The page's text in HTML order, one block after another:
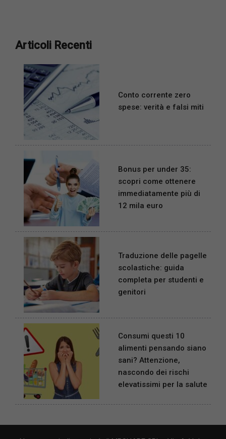
Articoli Recenti
Conto corrente zero
spese: verità e falsi miti
Bonus per under 35:
scopri come ottenere
immediatamente più di
12 mila euro
Traduzione delle pagelle
scolastiche: guida
completa per studenti e
genitori
Consumi questi 10
alimenti pensando siano
sani? Attenzione,
nascondo dei rischi
elevatissimi per la salute